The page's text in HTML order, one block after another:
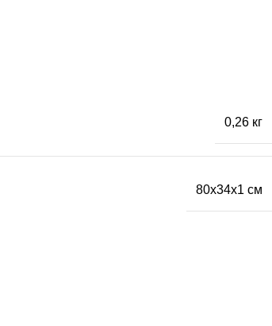
0,26 кг
80x34x1 см